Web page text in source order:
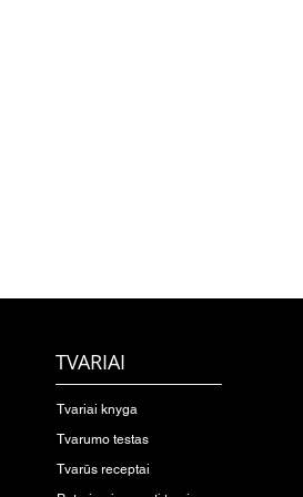
TVARIAI
Tvariai knyga
Tvarumo testas
Tvarūs receptai